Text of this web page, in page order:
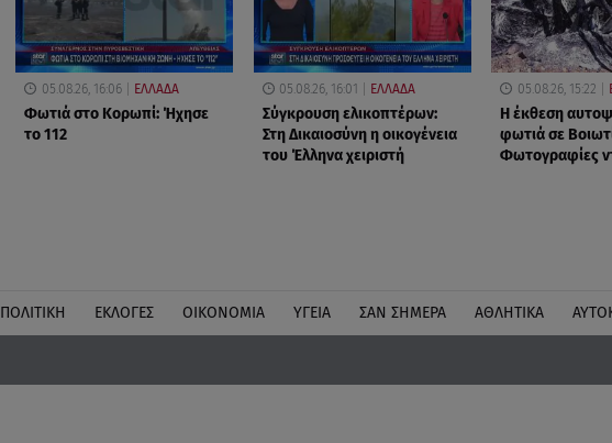
05.08.26, 16:06 ΕΛΛΑΔΑ
Φωτιά στο Κορωπί: Ήχησε
το 112
05.08.26, 16:01 ΕΛΛΑΔΑ
Σύγκρουση ελικοπτέρων:
Στη Δικαιοσύνη η οικογένεια
του Έλληνα χειριστή
05.08.26, 15:22
Η έκθεση
φωτιά σε
Φωτογραφίες
ΠΟΛΙΤΙΚΗ ΕΚΛΟΓΕΣ ΟΙΚΟΝΟΜΙΑ ΥΓΕΙΑ ΣΑΝ ΣΗΜΕΡΑ ΑΘΛΗΤΙΚΑ